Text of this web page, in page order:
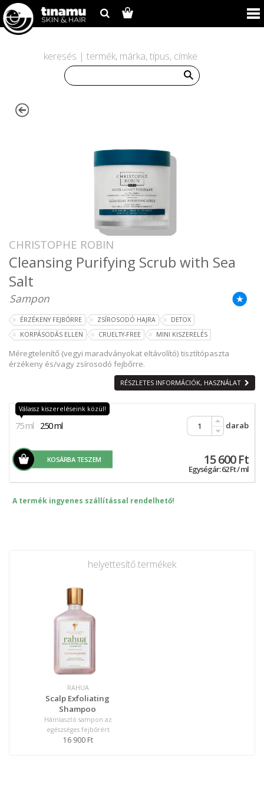
keresés | termék, márka, típus, címke
CHRISTOPHE ROBIN
Cleansing Purifying Scrub with Sea
Salt
Sampon
ÉRZÉKENY FEJBŐRRE ZSÍROSODÓ HAJRA
DETOX
KORPÁSODÁS ELLEN
CRUELTY-FREE MINI KISZERELÉS
Méregtelenítő (vegyi maradványokat eltávolító) tisztítópaszta
érzékeny és/vagy zsírosodó fejbőrre.
RÉSZLETES INFORMÁCIÓK, HASZNÁLAT
Válassz kiszereléseink közül!
75 ml 250 ml darab
KOSÁRBA TESZEM 15 600 Ft
Egységár: 62 Ft / ml
A termék ingyenes szállítással rendelhető!
helyettesítő termékek
RAHUA
Scalp Exfoliating
Shampoo
Hámlasztó sampon az
egészséges fejbőrért
16 900 Ft